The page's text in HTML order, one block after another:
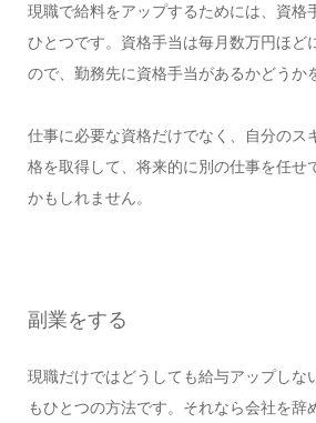
現職で給料をアップするためには、資格
ひとつです。資格手当は毎月数万円ほど
ので、勤務先に資格手当があるかどうか
仕事に必要な資格だけでなく、自分のス
格を取得して、将来的に別の仕事を任せ
かもしれません。
副業をする
現職だけではどうしても給与アップしな
もひとつの方法です。それなら会社を辞